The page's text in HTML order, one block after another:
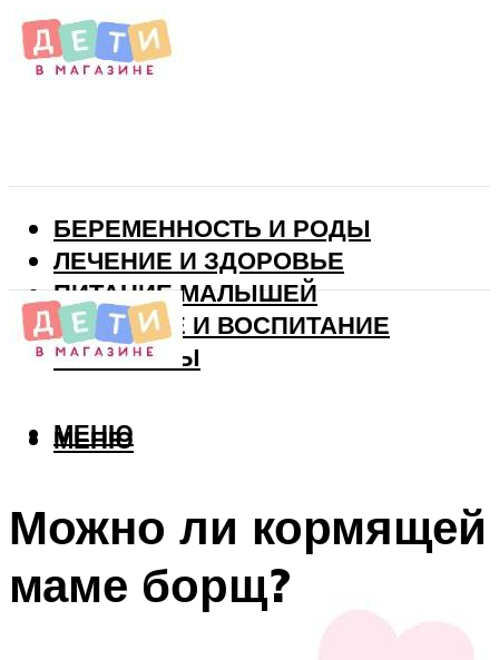
БЕРЕМЕННОСТЬ И РОДЫ
ЛЕЧЕНИЕ И ЗДОРОВЬЕ
ПИТАНИЕ МАЛЫШЕЙ
РАЗВИТИЕ И ВОСПИТАНИЕ
ВИТАМИНЫ
МЕНЮ
МЕНЮ
Можно ли кормящей
маме борщ?